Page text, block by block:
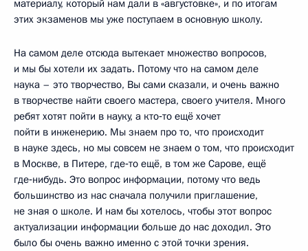
материалу, который нам дали в «августовке», и по итогам
этих экзаменов мы уже поступаем в основную школу.
На самом деле отсюда вытекает множество вопросов,
и мы бы хотели их задать. Потому что на самом деле
наука – это творчество, Вы сами сказали, и очень важно
в творчестве найти своего мастера, своего учителя. Много
ребят хотят пойти в науку, а кто‑то ещё хочет
пойти в инженерию. Мы знаем про то, что происходит
в науке здесь, но мы совсем не знаем о том, что происходит
в Москве, в Питере, где‑то ещё, в том же Сарове, ещё
где‑нибудь. Это вопрос информации, потому что ведь
большинство из нас сначала получили приглашение,
не зная о школе. И нам бы хотелось, чтобы этот вопрос
актуализации информации больше до нас доходил. Это
было бы очень важно именно с этой точки зрения.